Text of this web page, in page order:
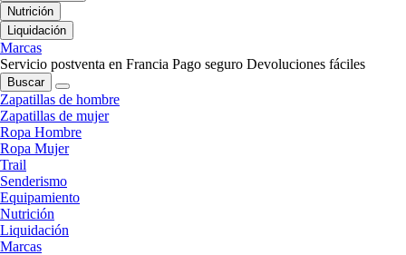
Nutrición
Liquidación
Marcas
Servicio postventa en Francia Pago seguro Devoluciones fáciles
Buscar
Zapatillas de hombre
Zapatillas de mujer
Ropa Hombre
Ropa Mujer
Trail
Senderismo
Equipamiento
Nutrición
Liquidación
Marcas